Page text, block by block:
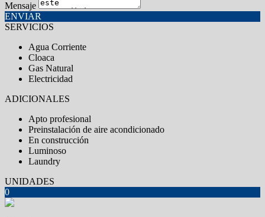
Mensaje
ENVIAR
SERVICIOS
Agua Corriente
Cloaca
Gas Natural
Electricidad
ADICIONALES
Apto profesional
Preinstalación de aire acondicionado
En construcción
Luminoso
Laundry
UNIDADES
0